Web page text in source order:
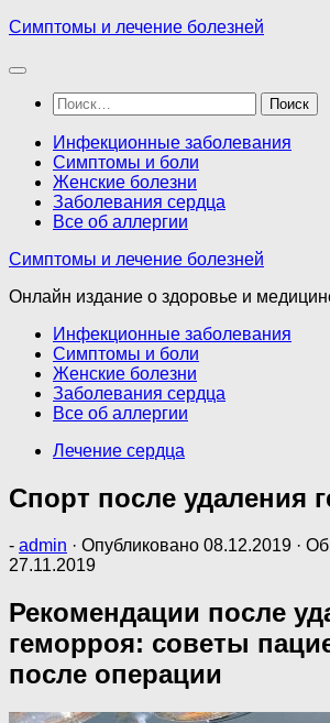
Перейти
содержимому
Симптомы и лечение болезней
Найти:
Инфекционные заболевания
Симптомы и боли
Женские болезни
Заболевания сердца
Все об аллергии
Симптомы и лечение болезней
Онлайн издание о здоровье и
Инфекционные заболевания
Симптомы и боли
Женские болезни
Заболевания сердца
Все об аллергии
Лечение сердца
Спорт после удаления
- admin · Опубликовано 08.12.2019 ·
27.11.2019
Рекомендации после
геморроя: советы
после операции